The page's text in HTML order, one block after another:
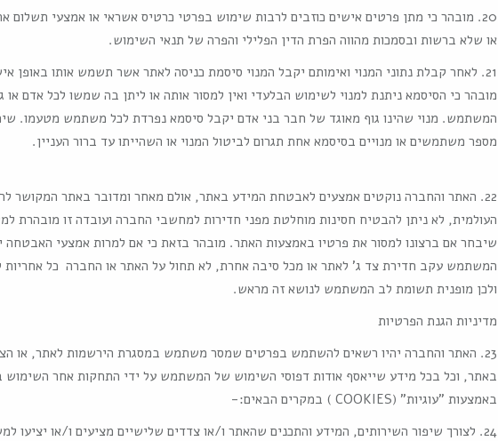
20. מובהר כי מתן פרטים אישים כוזבים לרבות שימוש בפרטי כרטיס אשראי או אמצעי תשלום
או שלא ברשות ובסמכות מהווה הפרת הדין הפלילי והפרה של תנאי השימוש.
21. לאחר קבלת נתוני המנוי ואימותם יקבל המנוי סיסמת כניסה לאתר אשר תשמש אותו באופן
מובהר כי הסיסמא ניתנת למנוי לשימוש הבלעדי ואין למסור אותה או ליתן בה שמשו לכל אדם או
המשתמש. מנוי שהינו גוף מאוגד של חבר בני אדם יקבל סיסמא נפרדת לכל משתמש מטעמו.
מספר משתמשים או מנויים בסיסמא אחת תגרום לביטול המנוי או השהייתו עד ברור העניין.
22. האתר והחברה נוקטים אמצעים לאבטחת המידע באתר, אולם מאחר ומדובר באתר המקושר
העולמית, לא ניתן להבטיח חסינות מוחלטת מפני חדירות למחשבי החברה ועובדה זו מובהרת
שיבחר אם ברצונו למסור את פרטיו באמצעות האתר. מובהר בזאת כי אם למרות אמצעי האבטחה
המשתמש עקב חדירת צד ג' לאתר או מכל סיבה אחרת, לא תחול על האתר או החברה כל אחריות
ולכן מופנית תשומת לב המשתמש לנושא זה מראש.
מדיניות הגנת הפרטיות
23. האתר והחברה יהיו רשאים להשתמש בפרטים שמסר משתמש במסגרת הירשמות לאתר, או
באתר, וכל בכל מידע שייאסף אודות דפוסי השימוש של המשתמש על ידי התחקות אחר השימוש
באמצעות "עוגיות" (COOKIES ) במקרים הבאים:-
24. לצורך שיפור השירותים, המידע והתכנים שהאתר ו/או צדדים שלישיים מציעים ו/או יציעו